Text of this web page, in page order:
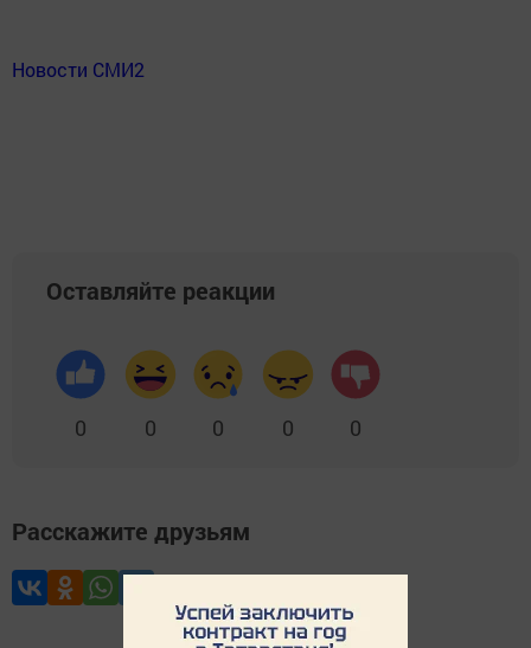
Новости СМИ2
Оставляйте реакции
0 0 0 0 0
Расскажите друзьям